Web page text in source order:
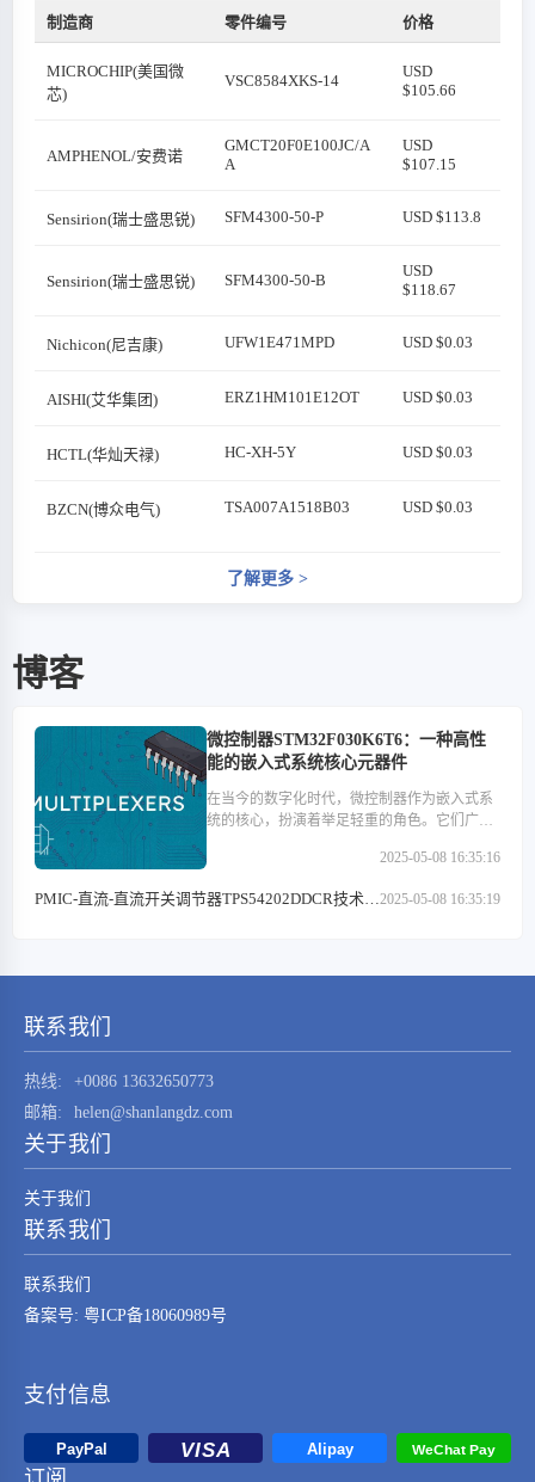
制造商 零件编号 价格
MICROCHIP(美国微
芯)
VSC8584XKS-14
USD
$105.66
AMPHENOL/安费诺
GMCT20F0E100JC/A
A
USD
$107.15
Sensirion(瑞士盛思锐) SFM4300-50-P USD $113.8
Sensirion(瑞士盛思锐) SFM4300-50-B
USD
$118.67
Nichicon(尼吉康) UFW1E471MPD USD $0.03
AISHI(艾华集团) ERZ1HM101E12OT USD $0.03
HCTL(华灿天禄) HC-XH-5Y USD $0.03
BZCN(博众电气) TSA007A1518B03 USD $0.03
了解更多 >
博客
微控制器STM32F030K6T6：一种高性
能的嵌入式系统核心元器件
在当今的数字化时代，微控制器作为嵌入式系
统的核心，扮演着举足轻重的角色。它们广泛
类电子产品以及通信设备等多个领域。在这些
功耗和丰富的外设接口等特点，成为了众多开
2025-05-08 16:35:16
PMIC-直流-直流开关调节器TPS54202DDCR技术特2025-05-08 16:35:19
联系我们
热线:
+0086 13632650773
邮箱:
helen@shanlangdz.com
关于我们
关于我们
联系我们
联系我们
备案号: 粤ICP备18060989号
支付信息